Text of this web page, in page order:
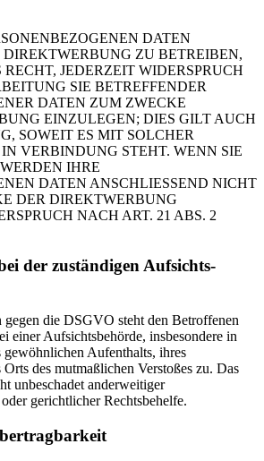
DATEN
ZU BETREIBEN,
JEDERZEIT WIDERSPRUCH
SIE BETREFFENDER
DATEN ZUM ZWECKE
EINZULEGEN; DIES GILT AUCH
SOWEIT ES MIT SOLCHER
VERBINDUNG STEHT. WENN SIE
IHRE
DATEN ANSCHLIESSEND NICHT
DER DIREKTWERBUNG
NACH ART. 21 ABS. 2
der zuständigen Aufsichts­
gegen die DSGVO steht den Betroffenen
einer Aufsichtsbehörde, insbesondere in
Aufenthalts, ihres
des mutmaßlichen Verstoßes zu. Das
unbeschadet anderweitiger
gerichtlicher Rechtsbehelfe.